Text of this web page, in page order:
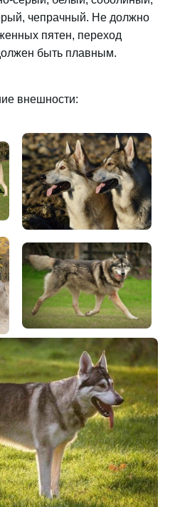
чепрачный. Не должно
пятен, переход
быть плавным.
внешности: